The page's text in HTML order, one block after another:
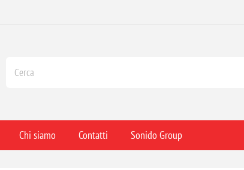
Chi siamo Contatti Sonido Group